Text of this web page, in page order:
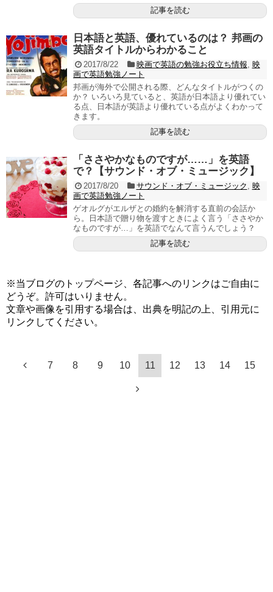
記事を読む
日本語と英語、優れているのは？ 邦画の
英語タイトルからわかること
2017/8/22 映画で英語の勉強お役立ち情報, 映
画で英語勉強ノート
邦画が海外で公開される際、どんなタイトルがつくの
か？ いろいろ見ていると、英語が日本語より優れてい
る点、日本語が英語より優れている点がよくわかって
きます。
記事を読む
「ささやかなものですが……」を英語
で？【サウンド・オブ・ミュージック】
2017/8/20 サウンド・オブ・ミュージック , 映
画で英語勉強ノート
ゲオルグがエルザとの婚約を解消する直前の会話か
ら。日本語で贈り物を渡すときによく言う「ささやか
なものですが…」を英語でなんて言うんでしょう？
記事を読む
※当ブログのトップページ、各記事へのリンクはご自由に
どうぞ。許可はいりません。
文章や画像を引用する場合は、出典を明記の上、引用元に
リンクしてください。
7 8 9 10 11 12 13 14 15